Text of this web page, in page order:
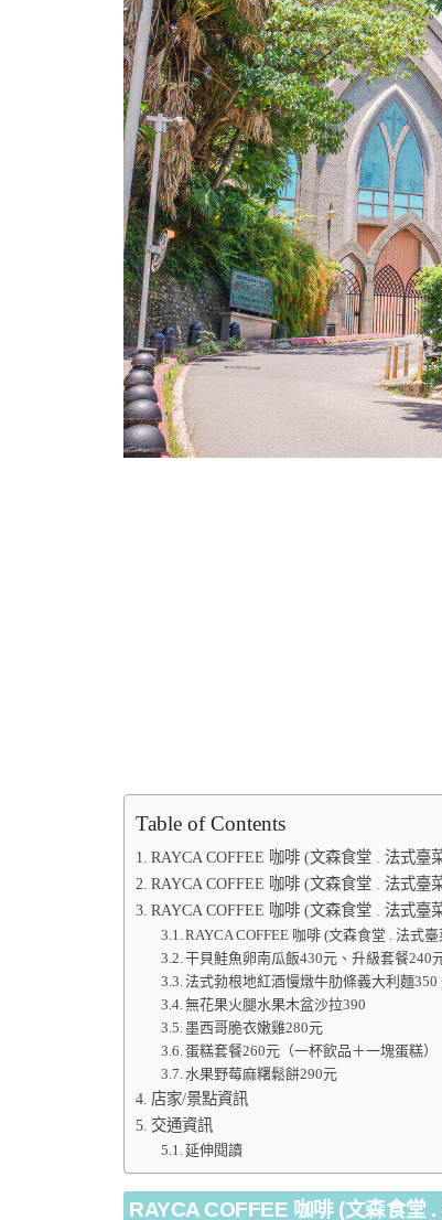
Table of Contents
RAYCA COFFEE 咖啡 (文森食堂 . 法式臺
RAYCA COFFEE 咖啡 (文森食堂 . 法式臺
RAYCA COFFEE 咖啡 (文森食堂 . 法式臺
RAYCA COFFEE 咖啡 (文森食堂 . 法式
干貝鮭魚卵南瓜飯430元、升級套餐240
法式勃根地紅酒慢燉牛肋條義大利麵
無花果火腿水果木盆沙拉390
墨西哥脆衣嫩雞280元
蛋糕套餐260元（一杯飲品＋一塊蛋糕）
水果野莓麻糬鬆餅290元
店家/景點資訊
交通資訊
延伸閱讀
RAYCA COFFEE 咖啡(文森食堂 .